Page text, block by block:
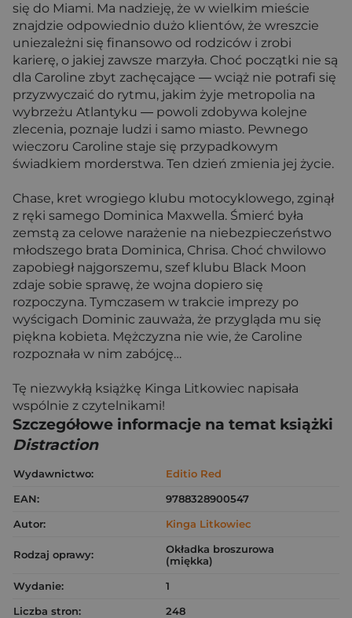
się do Miami. Ma nadzieję, że w wielkim mieście
znajdzie odpowiednio dużo klientów, że wreszcie
uniezależni się finansowo od rodziców i zrobi
karierę, o jakiej zawsze marzyła. Choć początki nie są
dla Caroline zbyt zachęcające ― wciąż nie potrafi się
przyzwyczaić do rytmu, jakim żyje metropolia na
wybrzeżu Atlantyku ― powoli zdobywa kolejne
zlecenia, poznaje ludzi i samo miasto. Pewnego
wieczoru Caroline staje się przypadkowym
świadkiem morderstwa. Ten dzień zmienia jej życie.
Chase, kret wrogiego klubu motocyklowego, zginął
z ręki samego Dominica Maxwella. Śmierć była
zemstą za celowe narażenie na niebezpieczeństwo
młodszego brata Dominica, Chrisa. Choć chwilowo
zapobiegł najgorszemu, szef klubu Black Moon
zdaje sobie sprawę, że wojna dopiero się
rozpoczyna. Tymczasem w trakcie imprezy po
wyścigach Dominic zauważa, że przygląda mu się
piękna kobieta. Mężczyzna nie wie, że Caroline
rozpoznała w nim zabójcę…
Tę niezwykłą książkę Kinga Litkowiec napisała
wspólnie z czytelnikami!
Szczegółowe informacje na temat książki
Distraction
Wydawnictwo:
Editio Red
EAN:
9788328900547
Autor:
Kinga Litkowiec
Rodzaj oprawy:
Okładka broszurowa
(miękka)
Wydanie:
1
Liczba stron:
248